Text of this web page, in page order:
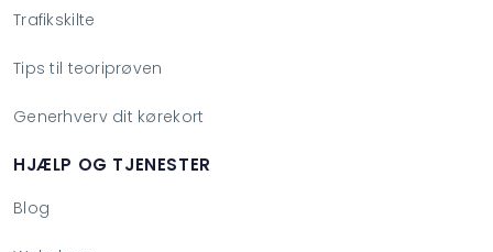
Trafikskilte
Tips til teoriprøven
Generhverv dit kørekort
HJÆLP OG TJENESTER
Blog